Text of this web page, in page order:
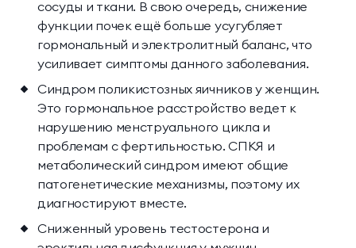
сосуды и ткани. В свою очередь, снижение
функции почек ещё больше усугубляет
гормональный и электролитный баланс, что
усиливает симптомы данного заболевания.
Синдром поликистозных яичников у женщин.
Это гормональное расстройство ведет к
нарушению менструального цикла и
проблемам с фертильностью. СПКЯ и
метаболический синдром имеют общие
патогенетические механизмы, поэтому их
диагностируют вместе.
Сниженный уровень тестостерона и